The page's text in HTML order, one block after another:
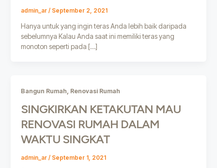
admin_ar / September 2, 2021
Hanya untuk yang ingin teras Anda lebih baik daripada
sebelumnya Kalau Anda saat ini memiliki teras yang
monoton seperti pada […]
Bangun Rumah Renovasi Rumah
SINGKIRKAN KETAKUTAN MAU
RENOVASI RUMAH DALAM
WAKTU SINGKAT
admin_ar / September 1, 2021